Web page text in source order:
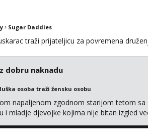
Sugar Daddies
traži prijateljicu za povremena
dobru naknadu
osoba traži žensku osobu
napaljenom zgodnom starijom tetom sa
i mladje djevojke kojima nije bitan izgled